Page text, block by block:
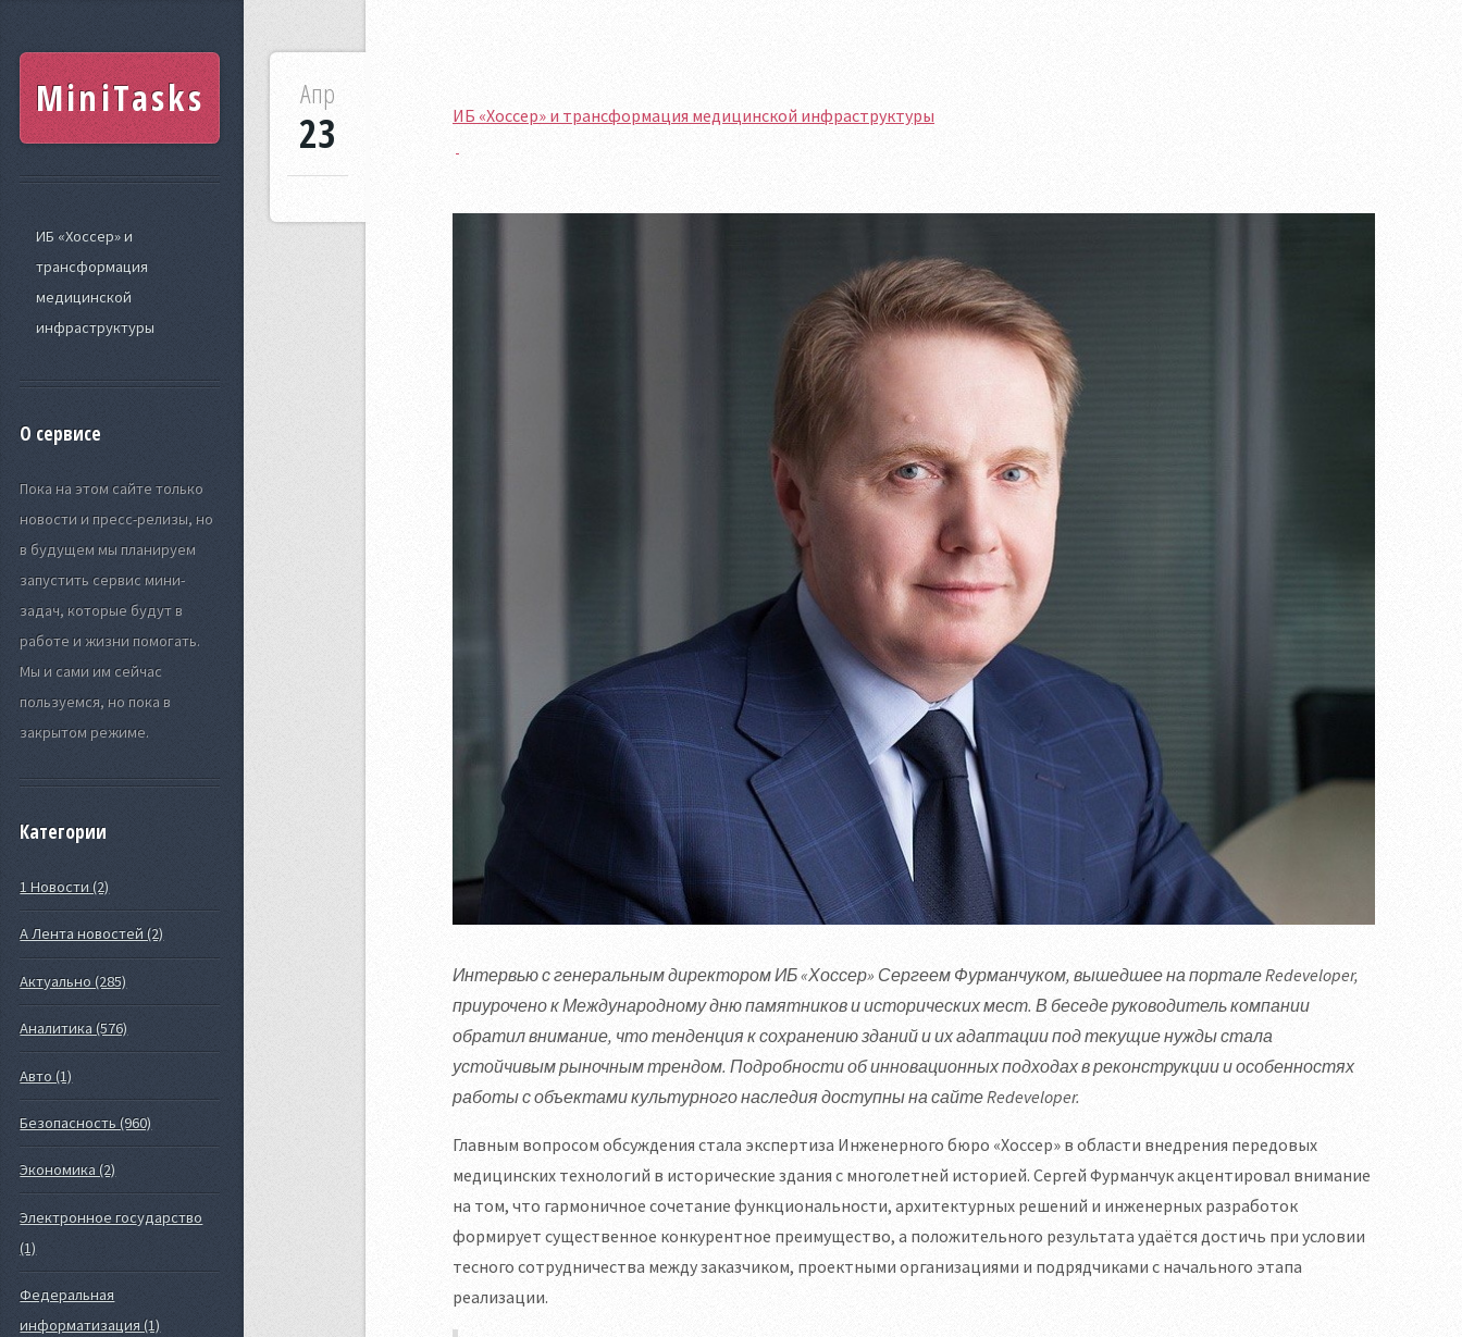
MiniTasks
ИБ «Хоссер» и
трансформация
медицинской
инфраструктуры
О сервисе
Пока на этом сайте только
новости и пресс-релизы, но
в будущем мы планируем
запустить сервис мини-
задач, которые будут в
работе и жизни помогать.
Мы и сами им сейчас
пользуемся, но пока в
закрытом режиме.
Категории
1 Новости (2)
А Лента новостей (2)
Актуально (285)
Аналитика (576)
Авто (1)
Безопасность (960)
Экономика (2)
Электронное государство
(1)
Федеральная
информатизация (1)
ИБ «Хоссер» и трансформация медицинской инфраструктуры
Апр
23
Интервью с генеральным директором ИБ «Хоссер» Сергеем Фурманчуком, вышедшее на портале Redeveloper,
приурочено к Международному дню памятников и исторических мест. В беседе руководитель компании
обратил внимание, что тенденция к сохранению зданий и их адаптации под текущие нужды стала
устойчивым рыночным трендом. Подробности об инновационных подходах в реконструкции и особенностях
работы с объектами культурного наследия доступны на сайте Redeveloper.
Главным вопросом обсуждения стала экспертиза Инженерного бюро «Хоссер» в области внедрения передовых
медицинских технологий в исторические здания с многолетней историей. Сергей Фурманчук акцентировал внимание
на том, что гармоничное сочетание функциональности, архитектурных решений и инженерных разработок
формирует существенное конкурентное преимущество, а положительного результата удаётся достичь при условии
тесного сотрудничества между заказчиком, проектными организациями и подрядчиками с начального этапа
реализации.